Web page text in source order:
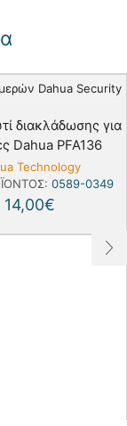
διακλάδωσης για
Dahua PFA136
Technology
0589-0349
14,00€